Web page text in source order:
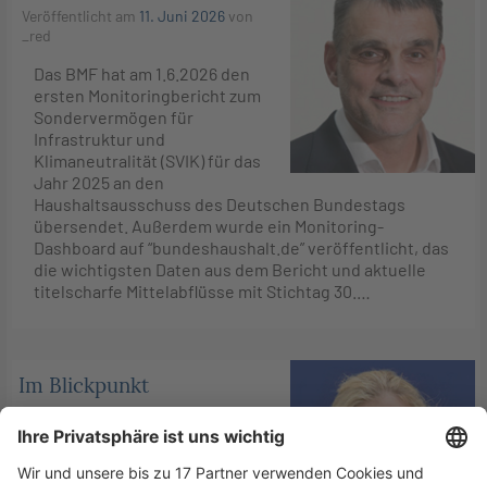
Veröffentlicht am 11. Juni 2026von
_red
Das BMF hat am 1.6.2026 den
ersten Monitoringbericht zum
Sondervermögen für
Infrastruktur und
Klimaneutralität (SVIK) für das
Jahr 2025 an den
Haushaltsausschuss des Deutschen Bundestags
übersendet. Außerdem wurde ein Monitoring-
Dashboard auf “bundeshaushalt.de” veröffentlicht, das
die wichtigsten Daten aus dem Bericht und aktuelle
titelscharfe Mittelabflüsse mit Stichtag 30.…
Im Blickpunkt
_red
Die Europäische Kommission